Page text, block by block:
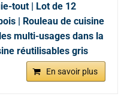
tout | Lot de 12
| Rouleau de cuisine
multi-usages dans la
réutilisables gris
En savoir plus